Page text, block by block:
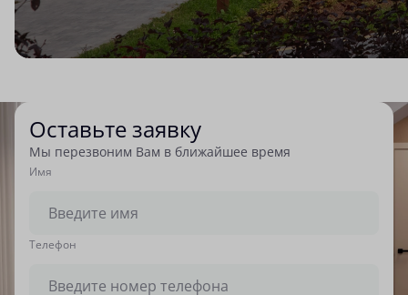
Оставьте заявку
Мы перезвоним Вам в ближайшее время
Имя
Tелефон